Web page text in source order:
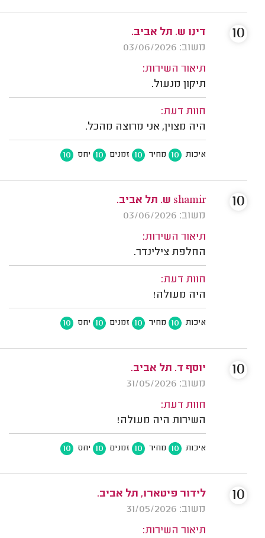
דינו ש. תל אביב.
משוב: 03/06/2026
תיאור השירות:
תיקון מנעול.
חוות דעת:
היה מצוין, אני מרוצה מהכל.
איכות 10 מחיר 10 זמנים 10 יחס 10
10
shamir ש. תל אביב.
משוב: 03/06/2026
תיאור השירות:
החלפת צילינדר.
חוות דעת:
היה מעולה!
איכות 10 מחיר 10 זמנים 10 יחס 10
10
יוסף ד. תל אביב.
משוב: 31/05/2026
חוות דעת:
השירות היה מעולה!
איכות 10 מחיר 10 זמנים 10 יחס 10
10
לידור פיטארו, תל אביב.
משוב: 31/05/2026
תיאור השירות:
10